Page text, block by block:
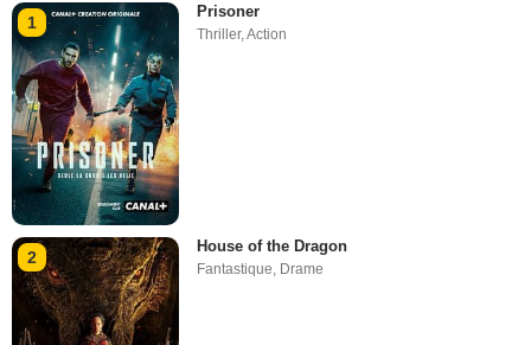
1
Prisoner
Thriller,Action
2
House of the Dragon
Fantastique, Drame